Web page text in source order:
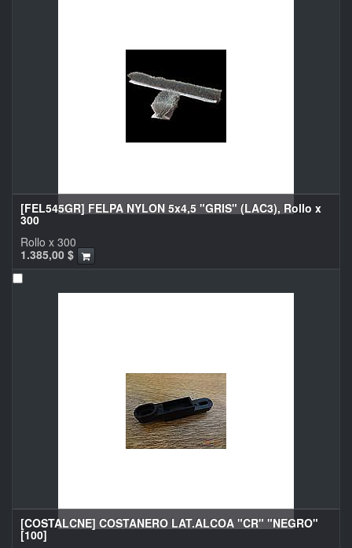
[FEL545GR] FELPA NYLON 5x4,5 "GRIS" (LAC3), Rollo x
300
1.385,00 $
Rollo x 300
[COSTALCNE] COSTANERO LAT.ALCOA "CR" "NEGRO"
[100]